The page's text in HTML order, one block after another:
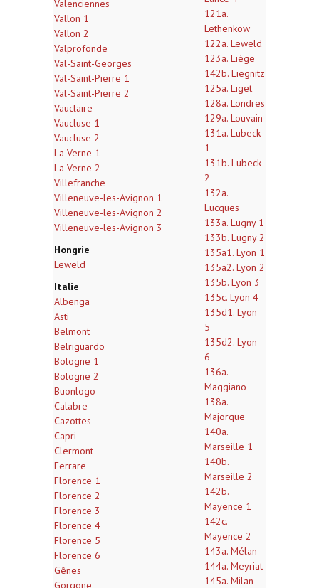
Valenciennes
Vallon 1
Vallon 2
Valprofonde
Val-Saint-Georges
Val-Saint-Pierre 1
Val-Saint-Pierre 2
Vauclaire
Vaucluse 1
Vaucluse 2
La Verne 1
La Verne 2
Villefranche
Villeneuve-les-Avignon 1
Villeneuve-les-Avignon 2
Villeneuve-les-Avignon 3
Hongrie
Leweld
Italie
Albenga
Asti
Belmont
Belriguardo
Bologne 1
Bologne 2
Buonlogo
Calabre
Cazottes
Capri
Clermont
Ferrare
Florence 1
Florence 2
Florence 3
Florence 4
Florence 5
Florence 6
Gênes
Gorgone
121a.
Lethenkow
122a. Leweld
123a. Liège
142b. Liegnitz
125a. Liget
128a. Londres
129a. Louvain
131a. Lubeck
1
131b. Lubeck
2
132a.
Lucques
133a. Lugny 1
133b. Lugny 2
135a1. Lyon 1
135a2. Lyon 2
135b. Lyon 3
135c. Lyon 4
135d1. Lyon
5
135d2. Lyon
6
136a.
Maggiano
138a.
Majorque
140a.
Marseille 1
140b.
Marseille 2
142b.
Mayence 1
142c.
Mayence 2
143a. Mélan
144a. Meyriat
145a. Milan